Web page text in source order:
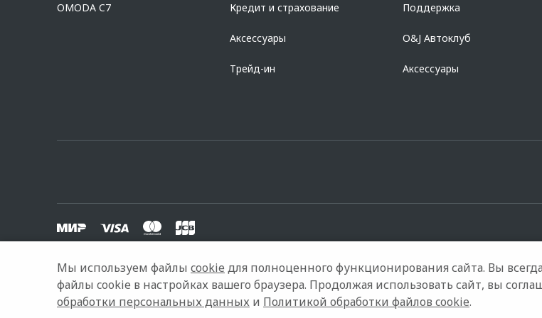
OMODA C7 Кредит и страхование
Аксессуары
Трейд-ин
Поддержка
O&J Автоклуб
Аксессуары
© 2026 Бизнес Кар Орел Модельный ряд Архивные модели Контакты Правовая информация
Мы используем файлы cookie для полноценного функционирования сайта. Вы
файлы cookie в настройках вашего браузера. Продолжая использовать сайт, вы
обработки персональных данных и Политикой обработки файлов cookie.